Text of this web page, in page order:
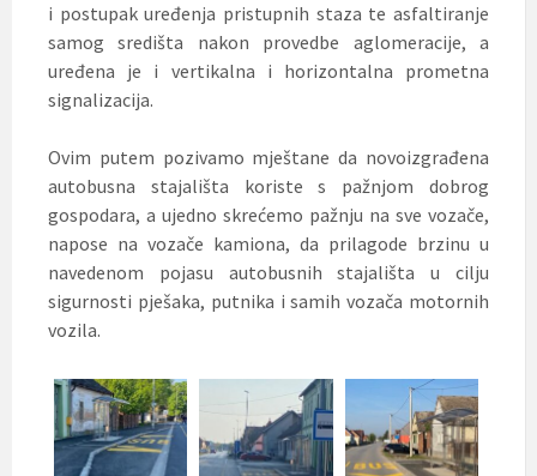
i postupak uređenja pristupnih staza te asfaltiranje
samog središta nakon provedbe aglomeracije, a
uređena je i vertikalna i horizontalna prometna
signalizacija.
Ovim putem pozivamo mještane da novoizgrađena
autobusna stajališta koriste s pažnjom dobrog
gospodara, a ujedno skrećemo pažnju na sve vozače,
napose na vozače kamiona, da prilagode brzinu u
navedenom pojasu autobusnih stajališta u cilju
sigurnosti pješaka, putnika i samih vozača motornih
vozila.